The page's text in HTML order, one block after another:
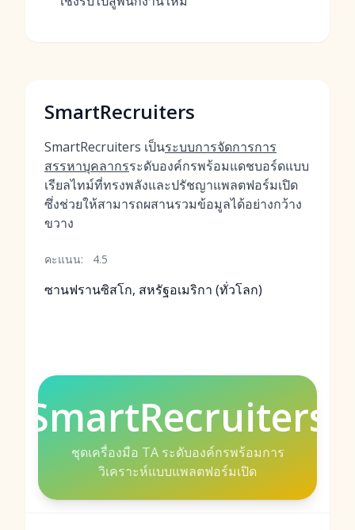
SmartRecruiters
SmartRecruiters เป็นระบบการจัดการการ
สรรหาบุคลากรระดับองค์กรพร้อมแดชบอร์ดแบบ
เรียลไทม์ที่ทรงพลังและปรัชญาแพลตฟอร์มเปิด
ซึ่งช่วยให้สามารถผสานรวมข้อมูลได้อย่างกว้าง
ขวาง
คะแนน: 4.5
ซานฟรานซิสโก, สหรัฐอเมริกา (ทั่วโลก)
SmartRecruiters
ชุดเครื่องมือ TA ระดับองค์กรพร้อมการ
วิเคราะห์แบบแพลตฟอร์มเปิด